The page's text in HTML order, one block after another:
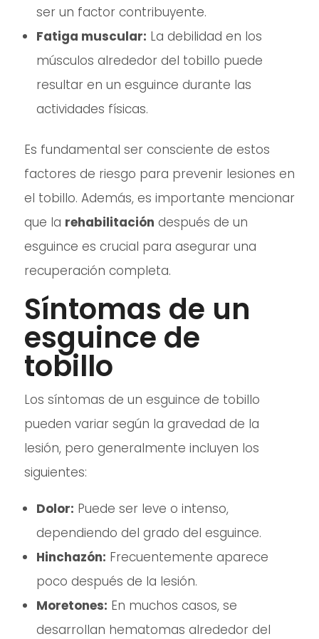
ser un factor contribuyente.
Fatiga muscular: La debilidad en los
músculos alrededor del tobillo puede
resultar en un esguince durante las
actividades físicas.
Es fundamental ser consciente de estos
factores de riesgo para prevenir lesiones en
el tobillo. Además, es importante mencionar
que la rehabilitación después de un
esguince es crucial para asegurar una
recuperación completa.
Síntomas de un
esguince de
tobillo
Los síntomas de un esguince de tobillo
pueden variar según la gravedad de la
lesión, pero generalmente incluyen los
siguientes:
Dolor: Puede ser leve o intenso,
dependiendo del grado del esguince.
Hinchazón: Frecuentemente aparece
poco después de la lesión.
Moretones: En muchos casos, se
desarrollan hematomas alrededor del